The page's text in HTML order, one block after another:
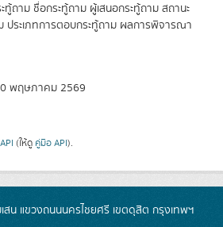
ทู้ถาม ชื่อกระทู้ถาม ผู้เสนอกระทู้ถาม สถานะ
ประเภทการตอบกระทู้ถาม ผลการพิจารณา
พฤษภาคม 2569
API (ให้ดู คู่มือ API).
สน แขวงถนนนครไชยศรี เขตดุสิต กรุงเทพฯ